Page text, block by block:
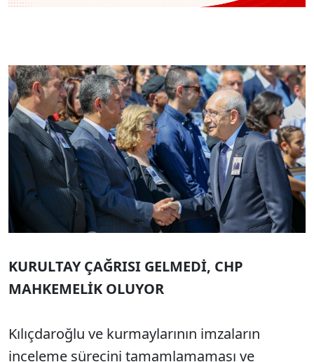
KURULTAY ÇAĞRISI GELMEDİ, CHP
MAHKEMELİK OLUYOR
Kılıçdaroğlu ve kurmaylarının imzaların
inceleme sürecini tamamlamaması ve